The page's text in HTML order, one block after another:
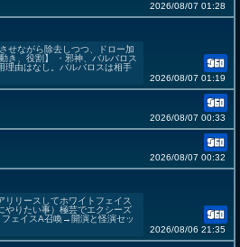
2026/08/07 01:28
せながら除去しつつ、ドロー加
き、役割】 ・邪神、バルバロス
由はなし。バルバロスは相手
2026/08/07 01:19
2026/08/07 00:33
2026/08/07 00:32
リースしてホワイトフェイス
りたい事）極芸でエクシーズ
ェイスA召喚→開演と怪演セッ
2026/08/06 21:35